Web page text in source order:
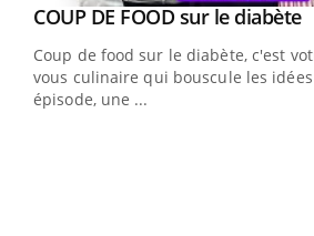
Youtube
COUP DE FOOD sur le diabète
Coup de food sur le diabète, c'est
vous culinaire qui bouscule les
épisode, une ...